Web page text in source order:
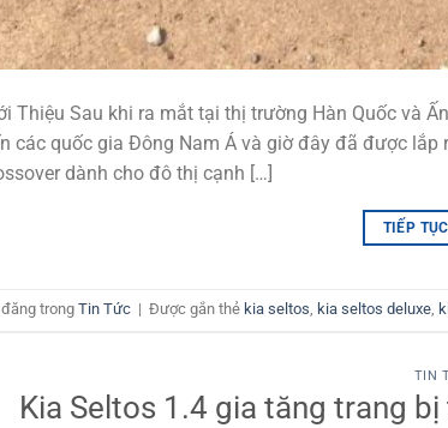
Thiệu Sau khi ra mắt tại thị trường Hàn Quốc và
các quốc gia Đông Nam Á và giờ đây đã được lắp
dành cho đô thị cạnh […]
TIẾP
trong Tin Tức | Được gắn thẻ kia seltos, kia seltos deluxe,
TIN
Kia Seltos 1.4 gia tăng trang